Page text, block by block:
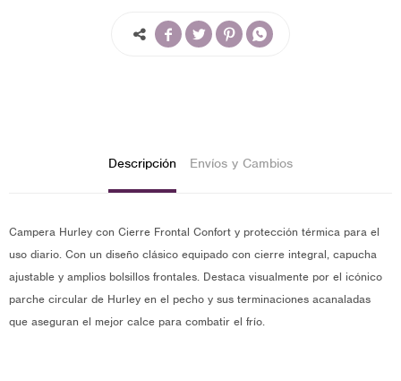
   
Descripción Envíos y Cambios
Campera Hurley con Cierre Frontal Confort y protección térmica para el
uso diario. Con un diseño clásico equipado con cierre integral, capucha
ajustable y amplios bolsillos frontales. Destaca visualmente por el icónico
parche circular de Hurley en el pecho y sus terminaciones acanaladas
que aseguran el mejor calce para combatir el frío.